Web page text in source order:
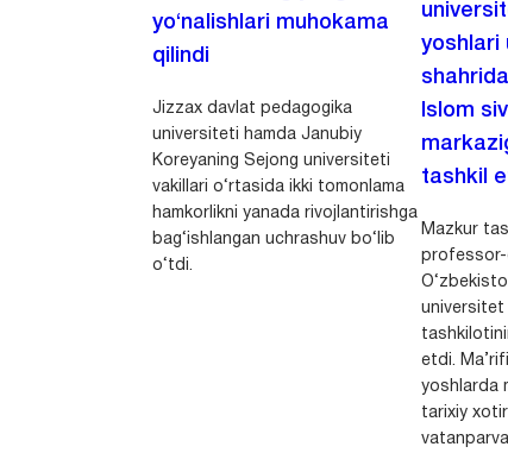
yo‘nalishlari muhokama
qilindi
Jizzax davlat pedagogika
universiteti hamda Janubiy
Koreyaning Sejong universiteti
vakillari o‘rtasida ikki tomonlama
hamkorlikni yanada rivojlantirishga
bag‘ishlangan uchrashuv bo‘lib
o‘tdi.
yoshlari
Islom
tashkil
Mazkur
professor-
universitet
etdi.
yoshlarda
tarixiy